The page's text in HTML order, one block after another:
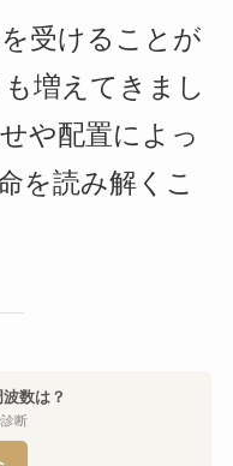
受けることが
増えてきまし
や配置によっ
を読み解くこ
数は？
断